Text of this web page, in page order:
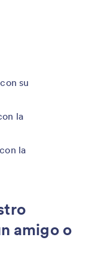
su
la
la
amigo o